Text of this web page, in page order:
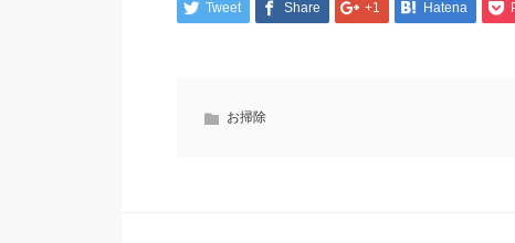
Tweet Share +1 Hatena
お掃除